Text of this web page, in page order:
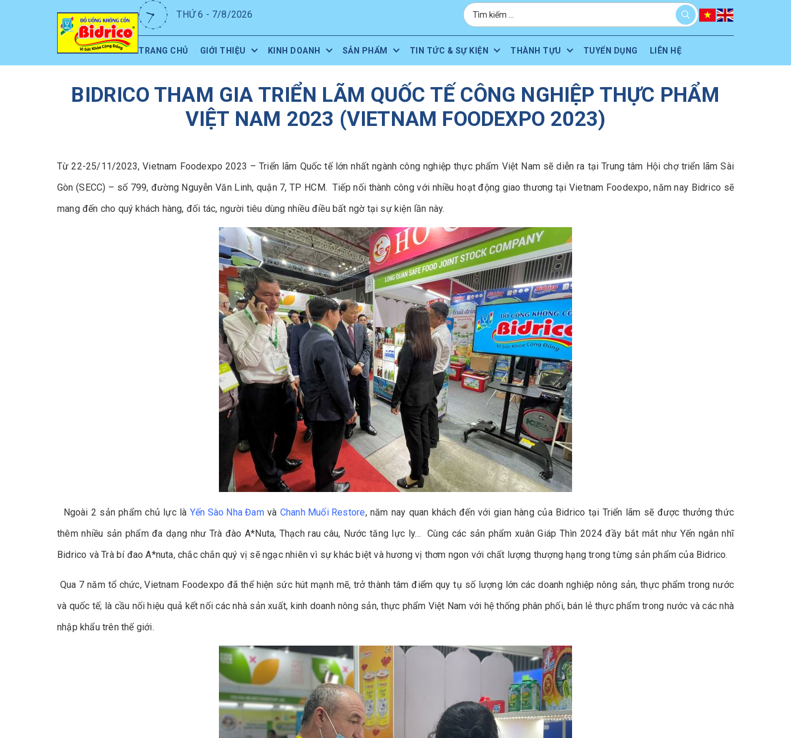
TRANG CHỦ GIỚI THIỆU KINH DOANH SẢN PHẨM TIN TỨC & SỰ KIỆN THÀNH TỰU TUYỂN DỤNG LIÊN HỆ
THỨ 6 - 7/8/2026
BIDRICO THAM GIA TRIỂN LÃM QUỐC TẾ CÔNG NGHIỆP THỰC PHẨM
VIỆT NAM 2023 (VIETNAM FOODEXPO 2023)
Từ 22-25/11/2023, Vietnam Foodexpo 2023 – Triển lãm Quốc tế lớn nhất ngành công nghiệp thực phẩm Việt Nam sẽ diễn ra tại Trung tâm Hội chợ triển lãm Sài
Gòn (SECC) – số 799, đường Nguyễn Văn Linh, quận 7, TP HCM. Tiếp nối thành công với nhiều hoạt động giao thương tại Vietnam Foodexpo, năm nay Bidrico sẽ
mang đến cho quý khách hàng, đối tác, người tiêu dùng nhiều điều bất ngờ tại sự kiện lần này.
Ngoài 2 sản phẩm chủ lực là Yến Sào Nha Đamvà Chanh Muối Restore, năm nay quan khách đến với gian hàng của Bidrico tại Triển lãm sẽ được thưởng thức
thêm nhiều sản phẩm đa dạng như Trà đào A*Nuta, Thạch rau câu, Nước tăng lực ly… Cùng các sản phẩm xuân Giáp Thìn 2024 đầy bắt mắt như Yến ngân nhĩ
Bidrico và Trà bí đao A*nuta, chắc chắn quý vị sẽ ngạc nhiên vì sự khác biệt và hương vị thơm ngon với chất lượng thượng hạng trong từng sản phẩm của Bidrico.
Qua 7 năm tổ chức, Vietnam Foodexpo đã thể hiện sức hút mạnh mẽ, trở thành tâm điểm quy tụ số lượng lớn các doanh nghiệp nông sản, thực phẩm trong nước
và quốc tế; là cầu nối hiệu quả kết nối các nhà sản xuất, kinh doanh nông sản, thực phẩm Việt Nam với hệ thống phân phối, bán lẻ thực phẩm trong nước và các nhà
nhập khẩu trên thế giới.